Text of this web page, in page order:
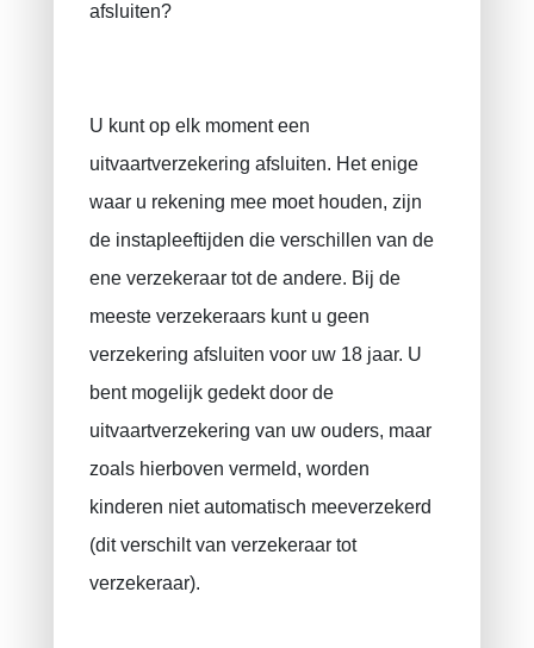
afsluiten?
U kunt op elk moment een
uitvaartverzekering afsluiten. Het enige
waar u rekening mee moet houden, zijn
de instapleeftijden die verschillen van de
ene verzekeraar tot de andere. Bij de
meeste verzekeraars kunt u geen
verzekering afsluiten voor uw 18 jaar. U
bent mogelijk gedekt door de
uitvaartverzekering van uw ouders, maar
zoals hierboven vermeld, worden
kinderen niet automatisch meeverzekerd
(dit verschilt van verzekeraar tot
verzekeraar).